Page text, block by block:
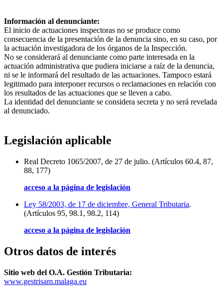
Información al denunciante:
El inicio de actuaciones inspectoras no se produce como
consecuencia de la presentación de la denuncia sino, en su caso, por
la actuación investigadora de los órganos de la Inspección.
No se considerará al denunciante como parte interesada en la
actuación administrativa que pudiera iniciarse a raíz de la denuncia,
ni se le informará del resultado de las actuaciones. Tampoco estará
legitimado para interponer recursos o reclamaciones en relación con
los resultados de las actuaciones que se lleven a cabo.
La identidad del denunciante se considera secreta y no será revelada
al denunciado.
Legislación aplicable
Real Decreto 1065/2007, de 27 de julio. (Artículos 60.4, 87,
88, 177)
acceso a la página de legislación
Ley 58/2003, de 17 de diciembre, General Tributaria.
(Artículos 95, 98.1, 98.2, 114)
acceso a la página de legislación
Otros datos de interés
Sitio web del O.A. Gestión Tributaria:
www.gestrisam.malaga.eu